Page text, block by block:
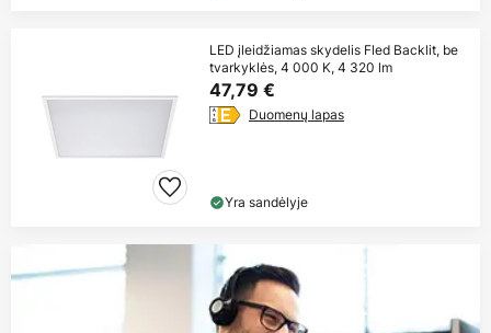
LED įleidžiamas skydelis Fled Backlit, be
tvarkyklės, 4 000 K, 4 320 lm
47,79 €
Duomenų lapas
Yra sandėlyje